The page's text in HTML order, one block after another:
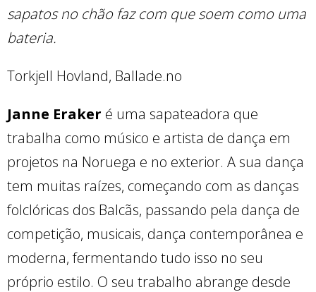
sapatos no chão faz com que soem como uma
bateria.
Torkjell Hovland, Ballade.no
Janne Eraker é uma sapateadora que
trabalha como músico e artista de dança em
projetos na Noruega e no exterior. A sua dança
tem muitas raízes, começando com as danças
folclóricas dos Balcãs, passando pela dança de
competição, musicais, dança contemporânea e
moderna, fermentando tudo isso no seu
próprio estilo. O seu trabalho abrange desde